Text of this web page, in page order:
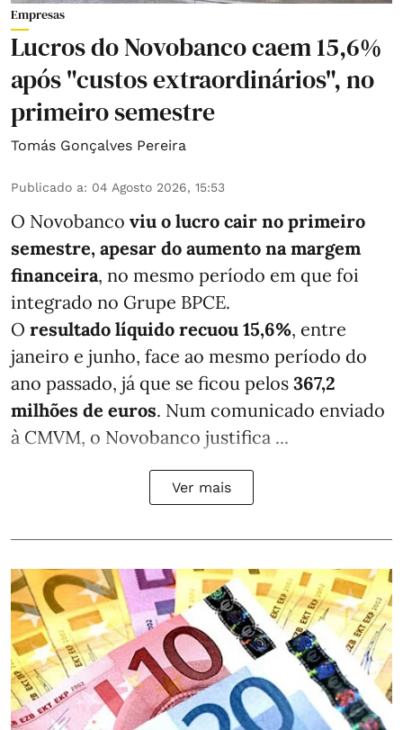
Empresas
Lucros do Novobanco caem 15,6%
após "custos extraordinários", no
primeiro semestre
Tomás Gonçalves Pereira
Publicado a: 04 Agosto 2026, 15:53
O Novobanco viu o lucro cair no primeiro
semestre, apesar do aumento na margem
financeira, no mesmo período em que foi
integrado no Grupe BPCE.
O resultado líquido recuou 15,6%, entre
janeiro e junho, face ao mesmo período do
ano passado, já que se ficou pelos 367,2
milhões de euros. Num comunicado enviado
à CMVM, o Novobanco justifica ...
Ver mais